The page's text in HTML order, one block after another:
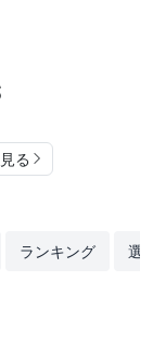
る
ランキング 選